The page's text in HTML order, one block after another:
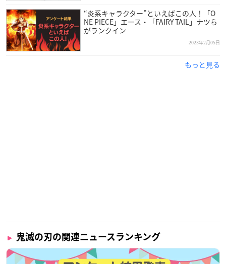
“炎系キャラクター”といえばこの人！「O
NE PIECE」エース・「FAIRY TAIL」ナツら
がランクイン
2023年2月05日
もっと見る
鬼滅の刃の関連ニュースランキング